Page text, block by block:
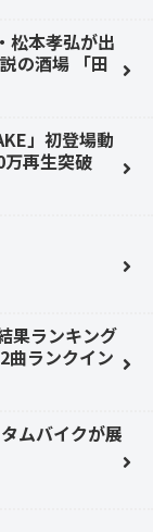
松本孝弘が出
の酒場 「田
」初登場動
再生突破
果ランキング
曲ランクイン
ムバイクが展